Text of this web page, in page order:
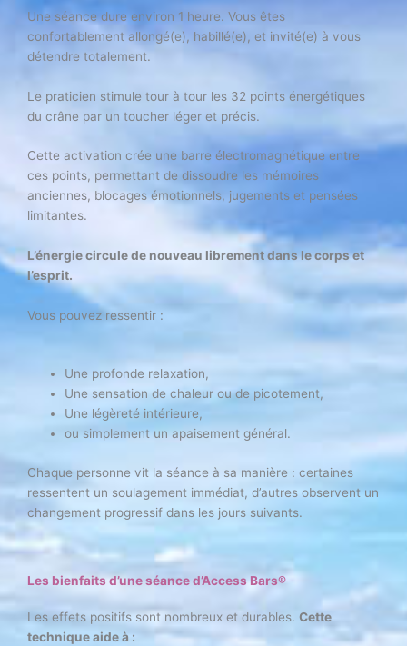
Une séance dure environ 1 heure. Vous êtes
confortablement allongé(e), habillé(e), et invité(e) à vous
détendre totalement.
Le praticien stimule tour à tour les 32 points énergétiques
du crâne par un toucher léger et précis.
Cette activation crée une barre électromagnétique entre
ces points, permettant de dissoudre les mémoires
anciennes, blocages émotionnels, jugements et pensées
limitantes.
L’énergie circule de nouveau librement dans le corps et
l’esprit.
Vous pouvez ressentir :
Une profonde relaxation,
Une sensation de chaleur ou de picotement,
Une légèreté intérieure,
ou simplement un apaisement général.
Chaque personne vit la séance à sa manière : certaines
ressentent un soulagement immédiat, d’autres observent un
changement progressif dans les jours suivants.
Les bienfaits d’une séance d’Access Bars®
Les effets positifs sont nombreux et durables. Cette
technique aide à :